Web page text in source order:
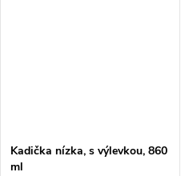
Kadička nízka, s výlevkou, 860
ml